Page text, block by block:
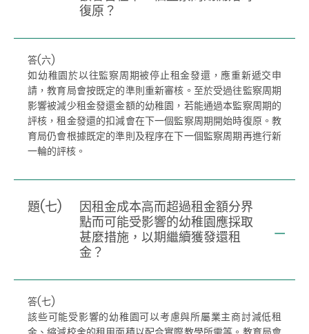
復原？
答(六)
如幼稚園於以往監察周期被停止租金發還，應重新遞交申
請，教育局會按既定的準則重新審核。至於受過往監察周期
影響被減少租金發還金額的幼稚園，若能通過本監察周期的
評核，租金發還的扣減會在下一個監察周期開始時復原。教
育局仍會根據既定的準則及程序在下一個監察周期再進行新
一輪的評核。
題(七)
因租金成本高而超過租金額分界
點而可能受影響的幼稚園應採取
甚麼措施，以期繼續獲發還租
金？
答(七)
該些可能受影響的幼稚園可以考慮與所屬業主商討減低租